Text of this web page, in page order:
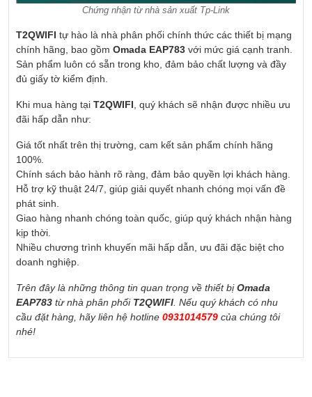
Chứng nhận từ nhà sản xuất Tp-Link
T2QWIFI tự hào là nhà phân phối chính thức các thiết bị mạng
chính hãng, bao gồm Omada EAP783 với mức giá cạnh tranh.
Sản phẩm luôn có sẵn trong kho, đảm bảo chất lượng và đầy
đủ giấy tờ kiểm định.
Khi mua hàng tại T2QWIFI, quý khách sẽ nhận được nhiều ưu
đãi hấp dẫn như:
Giá tốt nhất trên thị trường, cam kết sản phẩm chính hãng
100%.
Chính sách bảo hành rõ ràng, đảm bảo quyền lợi khách hàng.
Hỗ trợ kỹ thuật 24/7, giúp giải quyết nhanh chóng mọi vấn đề
phát sinh.
Giao hàng nhanh chóng toàn quốc, giúp quý khách nhận hàng
kịp thời.
Nhiều chương trình khuyến mãi hấp dẫn, ưu đãi đặc biệt cho
doanh nghiệp.
Trên đây là những thông tin quan trọng về thiết bịOmada
EAP783 từ nhà phân phối T2QWIFI. Nếu quý khách có nhu
cầu đặt hàng, hãy liên hệ hotline 0931014579 của chúng tôi
nhé!